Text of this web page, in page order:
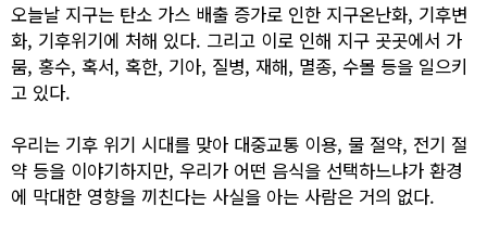
오늘날 지구는 탄소 가스 배출 증가로 인한 지구온난화, 기후변
화, 기후위기에 처해 있다. 그리고 이로 인해 지구 곳곳에서 가
뭄, 홍수, 혹서, 혹한, 기아, 질병, 재해, 멸종, 수몰 등을 일으키
고 있다.
우리는 기후 위기 시대를 맞아 대중교통 이용, 물 절약, 전기 절
약 등을 이야기하지만, 우리가 어떤 음식을 선택하느냐가 환경
에 막대한 영향을 끼친다는 사실을 아는 사람은 거의 없다.